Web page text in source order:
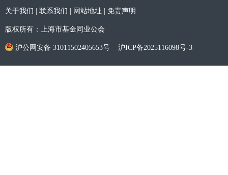
关于我们 联系我们 网站地址 免责声明
版权所有：上海市基金同业公会
沪公网安备 31011502405653号 沪ICP备2025116098号-3